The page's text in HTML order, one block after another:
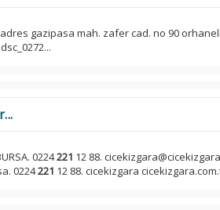
adres gazipasa mah. zafer cad. no 90
0224221 12 88.
0224221 12 88. cicekizgara